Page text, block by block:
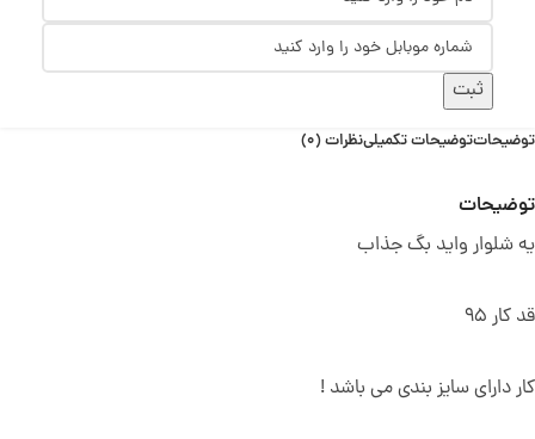
ثبت
توضیحاتتوضیحات تکمیلینظرات (0)
توضیحات
یه شلوار واید بگ جذاب
قد کار 95
کار دارای سایز بندی می باشد !